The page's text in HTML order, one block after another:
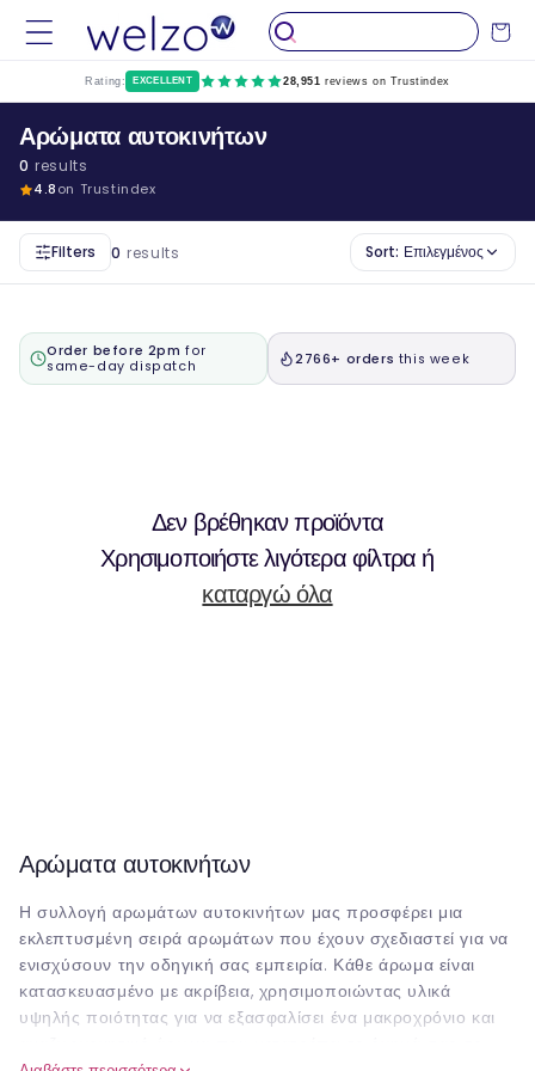
το
περιεχόμενο
Rating: EXCELLENT 28,951 reviews on Trustindex
Αρώματα αυτοκινήτων
0 results
4.8on Trustindex
Filters 0 results Sort: Επιλεγμένος
Order before 2pm for
same-day dispatch
2766+ orders this week
Δεν βρέθηκαν προϊόντα
Χρησιμοποιήστε λιγότερα φίλτρα ή
καταργώ όλα
Αρώματα αυτοκινήτων
Η συλλογή αρωμάτων αυτοκινήτων μας προσφέρει μια
εκλεπτυσμένη σειρά αρωμάτων που έχουν σχεδιαστεί για να
ενισχύσουν την οδηγική σας εμπειρία. Κάθε άρωμα είναι
κατασκευασμένο με ακρίβεια, χρησιμοποιώντας υλικά
υψηλής ποιότητας για να εξασφαλίσει ένα μακροχρόνιο και